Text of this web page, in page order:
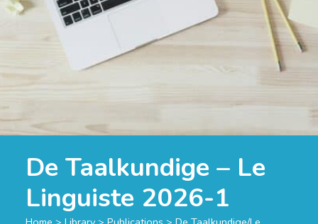
De Taalkundige – Le
Linguiste 2026-1